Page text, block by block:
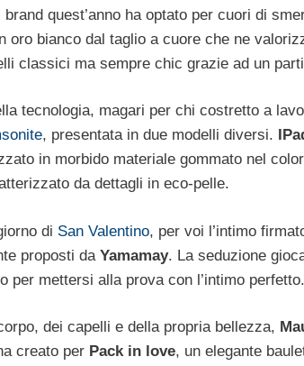
brand quest’anno ha optato per cuori di
oro bianco dal taglio a cuore che ne
classici ma sempre chic grazie ad un
tecnologia, magari per chi costretto a
, presentata in due modelli diversi.
in morbido materiale gommato nel
da dettagli in eco-pelle.
di San Valentino, per voi l’intimo
proposti da Yamamay. La seduzione
per mettersi alla prova con l’intimo perfetto.
dei capelli e della propria bellezza,
creato per Pack in love, un elegante